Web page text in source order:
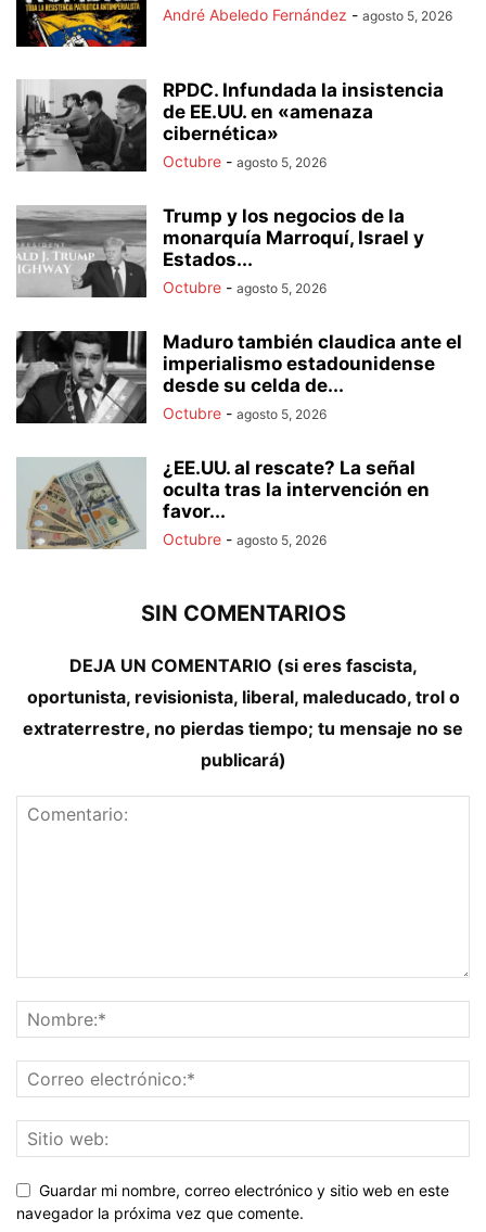
André Abeledo Fernández - agosto 5, 2026
RPDC. Infundada la insistencia
de EE.UU. en «amenaza
cibernética»
Octubre - agosto 5, 2026
Trump y los negocios de la
monarquía Marroquí, Israel y
Estados...
Octubre - agosto 5, 2026
Maduro también claudica ante el
imperialismo estadounidense
desde su celda de...
Octubre - agosto 5, 2026
¿EE.UU. al rescate? La señal
oculta tras la intervención en
favor...
Octubre - agosto 5, 2026
SIN COMENTARIOS
DEJA UN COMENTARIO (si eres fascista,
oportunista, revisionista, liberal, maleducado, trol o
extraterrestre, no pierdas tiempo; tu mensaje no se
publicará)
Guardar mi nombre, correo electrónico y sitio web en este
navegador la próxima vez que comente.